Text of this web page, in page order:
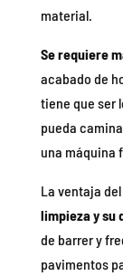
material.
Se requiere
acabado de
tiene que ser
pueda
una máquina
La ventaja
limpieza y su
de barrer y
pavimentos